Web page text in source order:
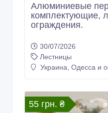
Алюминиевые
комплектующие,
ограждения.
30/07/2026
Лестницы
Украина, Одесса и
55 грн. ₴